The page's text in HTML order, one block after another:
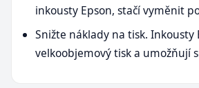
inkousty Epson, stačí vyměnit
Snižte náklady na tisk.
velkoobjemový tisk a umožňují